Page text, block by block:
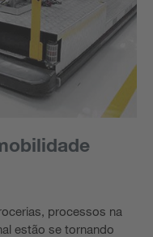
processos na
estão se tornando